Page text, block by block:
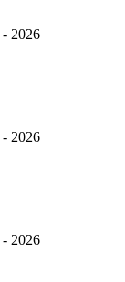
- 2026
- 2026
- 2026